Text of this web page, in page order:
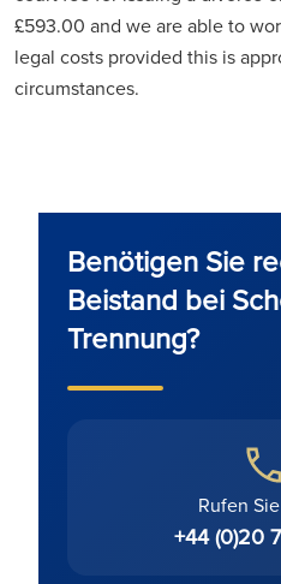
£593.00 and we are able to
legal costs provided this is
circumstances.
Benötigen Sie
Beistand bei
Trennung?
Rufen
+44 (0)20